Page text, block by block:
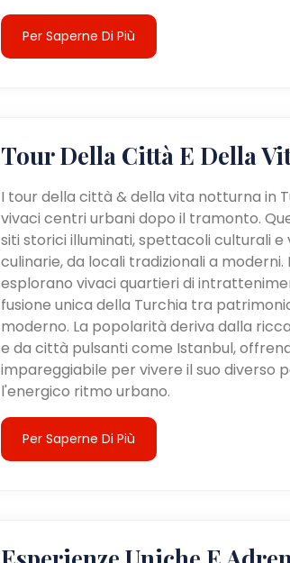
Per Saperne Di Più
Tour Della Città E Della
I tour della città & della vita notturna in
vivaci centri urbani dopo il tramonto.
siti storici illuminati, spettacoli culturali e
culinarie, da locali tradizionali a
esplorano vivaci quartieri di
fusione unica della Turchia tra
moderno. La popolarità deriva dalla
e da città pulsanti come Istanbul,
impareggiabile per vivere il suo diverso
l'energico ritmo urbano.
Per Saperne Di Più